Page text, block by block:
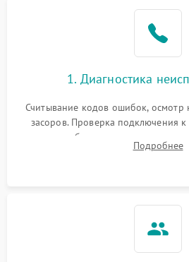
1. Диагностика
Считывание кодов ошибок, осмотр
засоров. Проверка подключения
жалоб на отсутствие слива,
разбрызгивателей илиПодробнее